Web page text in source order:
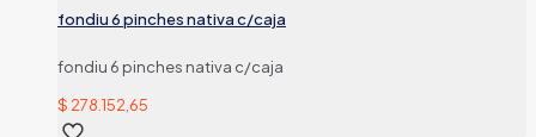
fondiu 6 pinches nativa c/caja
fondiu 6 pinches nativa c/caja
$ 278.152,65